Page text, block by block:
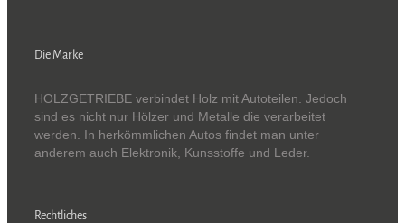
Die Marke
HOLZGETRIEBE verbindet Holz mit Autoteilen. Jedoch
sind es nicht nur Hölzer und Metalle die verarbeitet
werden. In herkömmlichen Autos findet man unter
anderem auch Elektronik, Kunsstoffe und Leder.
Rechtliches